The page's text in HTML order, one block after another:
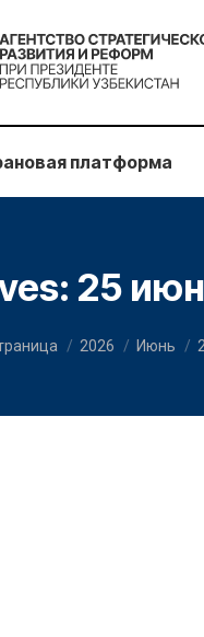
платформа
25
2026 Июнь